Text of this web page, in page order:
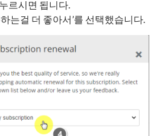
르시면 됩니다.
는걸 더 좋아서’를 선택했습니다.